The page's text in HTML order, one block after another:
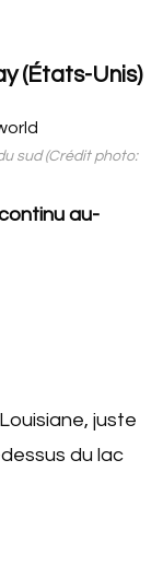
(États-Unis)
sud (Crédit photo:
au-
juste
du lac